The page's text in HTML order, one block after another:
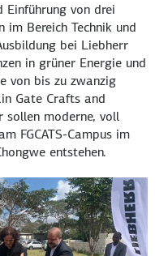
von drei
im Bereich Technik und
bei Liebherr
in grüner Energie und
von bis zu zwanzig
Gate Crafts and
sollen moderne, voll
FGCATS-Campus im
entstehen.